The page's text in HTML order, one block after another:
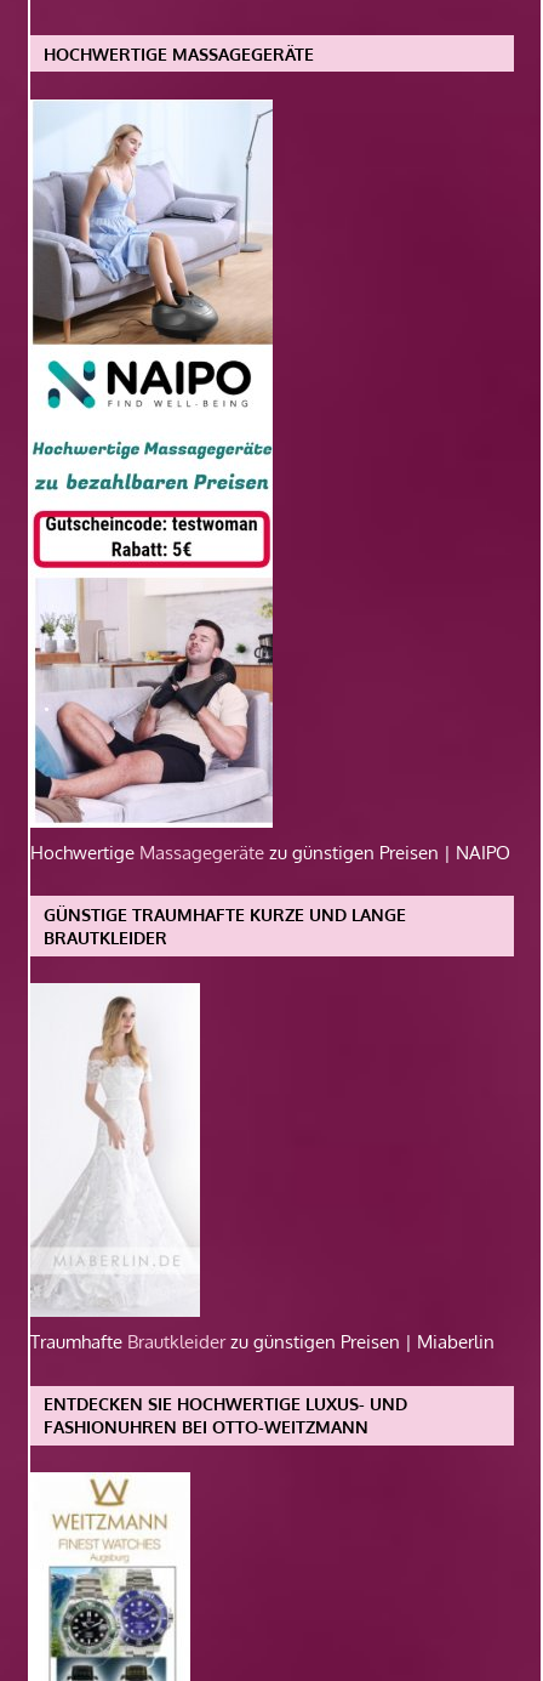
HOCHWERTIGE MASSAGEGERÄTE
Hochwertige Massagegeräte zu günstigen Preisen | NAIPO
GÜNSTIGE TRAUMHAFTE KURZE UND LANGE
BRAUTKLEIDER
Traumhafte Brautkleiderzu günstigen Preisen | Miaberlin
ENTDECKEN SIE HOCHWERTIGE LUXUS- UND
FASHIONUHREN BEI OTTO-WEITZMANN